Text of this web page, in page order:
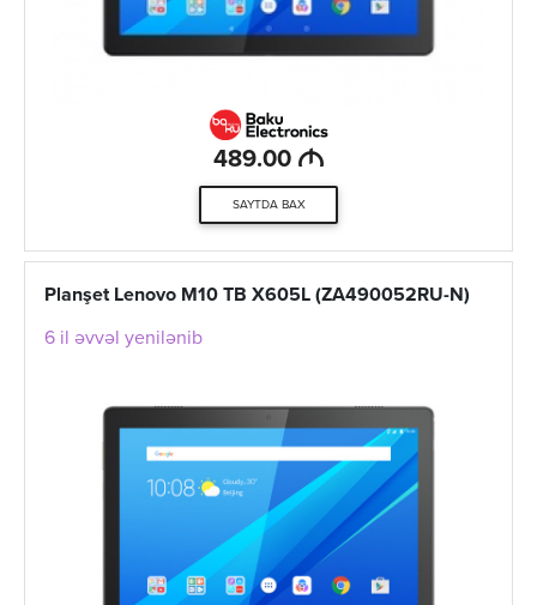
489.00 M
SAYTDA BAX
Planşet Lenovo M10 TB X605L (ZA490052RU-N)
6 il əvvəl yenilənib